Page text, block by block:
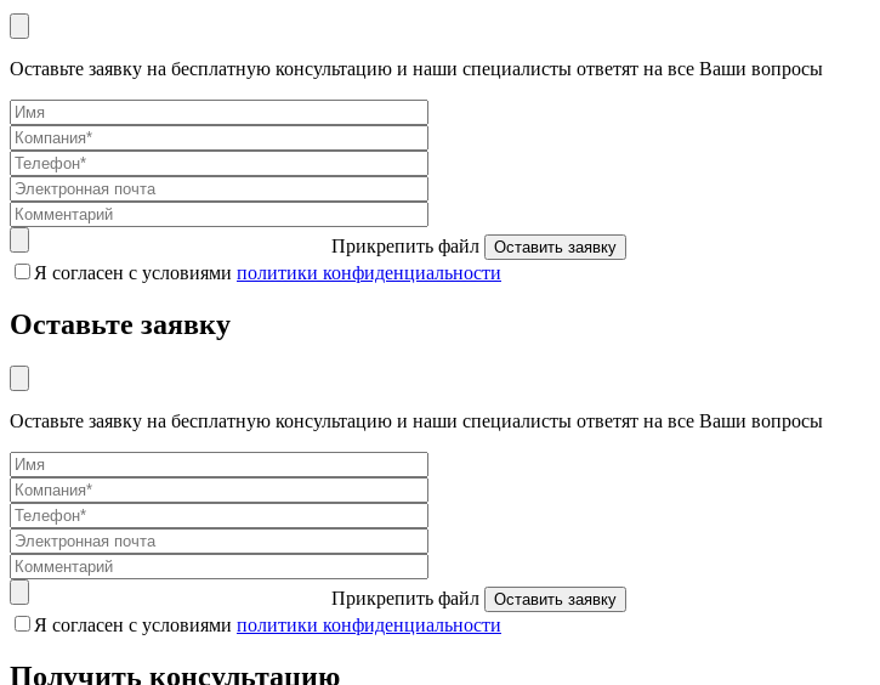
Оставьте заявку на бесплатную консультацию и наши специалисты ответят на все Ваши вопросы
Прикрепить файл
Я согласен с условиями политики конфиденциальности
Оставьте заявку
Оставьте заявку на бесплатную консультацию и наши специалисты ответят на все Ваши вопросы
Прикрепить файл
Я согласен с условиями политики конфиденциальности
Получить консультацию